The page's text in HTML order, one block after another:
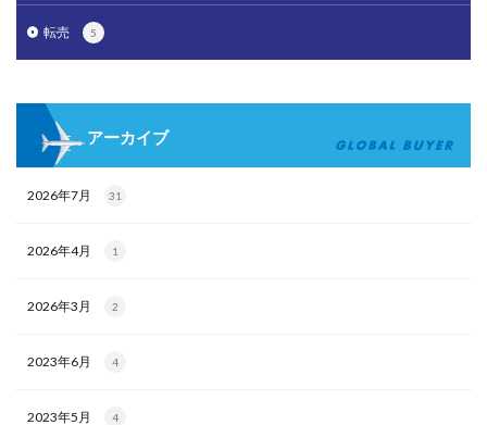
転売 5
アーカイブ
2026年7月 31
2026年4月 1
2026年3月 2
2023年6月 4
2023年5月 4